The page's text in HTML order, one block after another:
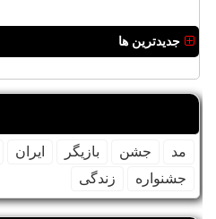
جدیدترین ها
مد جشن بازیگر ایران
جشنواره
زندگی